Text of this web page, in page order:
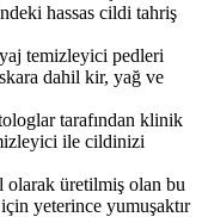
hassas cildi tahriş
temizleyici pedleri
dahil kir, yağ ve
tarafından klinik
ile cildinizi
üretilmiş olan bu
yeterince yumuşaktır